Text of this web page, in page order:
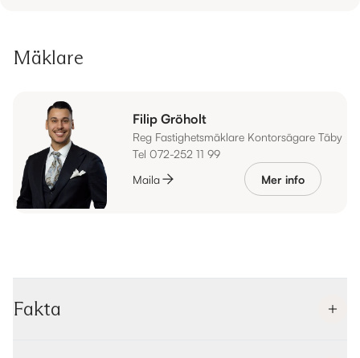
Mäklare
Filip Gröholt
Reg Fastighetsmäklare Kontorsägare Täby
Tel 072-252 11 99
Maila
Mer info
Fakta